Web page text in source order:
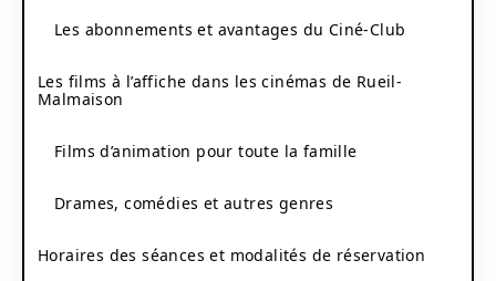
Les abonnements et avantages du Ciné-Club
Les films à l’affiche dans les cinémas de Rueil-
Malmaison
Films d’animation pour toute la famille
Drames, comédies et autres genres
Horaires des séances et modalités de réservation